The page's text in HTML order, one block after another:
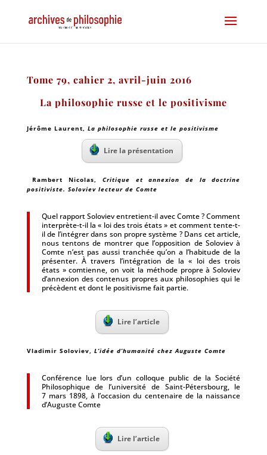
Tome 79, cahier 2, avril-juin 2016
La philosophie russe et le positivisme
Jérôme Laurent, La philosophie russe et le positivisme
Lire la présentation
Rambert Nicolas, Critique et annexion de la doctrine
positiviste. Soloviev lecteur de Comte
Quel rapport Soloviev entretient-il avec Comte ? Comment
interprète-t-il la « loi des trois états » et comment tente-t-
il de l’intégrer dans son propre système ? Dans cet article,
nous tentons de montrer que l’opposition de Soloviev à
Comte n’est pas aussi tranchée qu’on a l’habitude de la
présenter. À travers l’intégration de la « loi des trois
états » comtienne, on voit la méthode propre à Soloviev
d’annexion des contenus propres aux philosophies qui le
précèdent et dont le positivisme fait partie.
Lire l’article
Vladimir Soloviev, L’idée d’humanité chez Auguste Comte
Conférence lue lors d’un colloque public de la Société
Philosophique de l’université de Saint-Pétersbourg, le
7 mars 1898, à l’occasion du centenaire de la naissance
d’Auguste Comte
Lire l’article